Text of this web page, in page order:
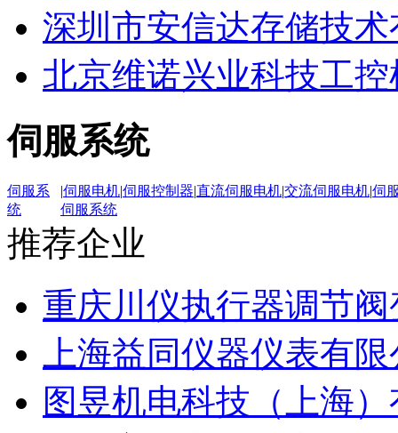
深圳市安信达存储技
北京维诺兴业科技工控
伺服系统
伺服系
统
|伺服电机|伺服控制器|直流伺服电机|交流伺服电机|伺
伺服系统
推荐企业
重庆川仪执行器调节
上海益同仪器仪表有
图昱机电科技（上海